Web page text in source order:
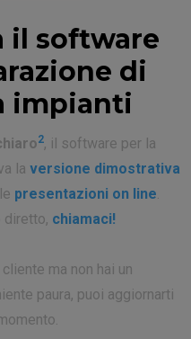
il software
di
impianti
2, il software per la
la versione dimostrativa
presentazioni on line.
diretto, chiamaci!
ma non hai un
paura, puoi aggiornarti